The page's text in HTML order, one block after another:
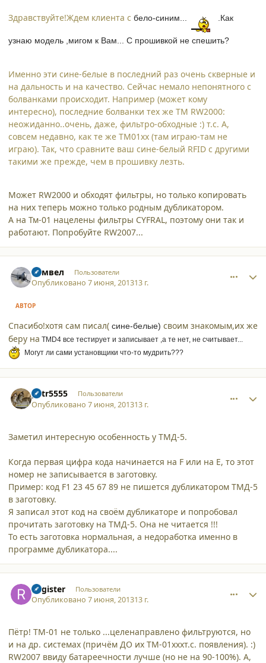
Здравствуйте!Ждем клиента с бело-синим... .Как
узнаю модель ,мигом к Вам... С прошивкой не спешить?
Именно эти сине-белые в последний раз очень скверные и
на дальность и на качество. Сейчас немало непонятного с
болванками происходит. Например (может кому
интересно), последние болванки тех же ТМ RW2000:
неожиданно..очень, даже, фильтро-обходные :) т.с. А,
совсем недавно, как те же TM01xx (там играю-там не
играю). Так, что сравните ваш сине-белый RFID с другими
такими же прежде, чем в прошивку лезть.
Может RW2000 и обходят фильтры, но только копировать
на них теперь можно только родным дубликатором.
А на Тм-01 нацелены фильтры CYFRAL, поэтому они так и
работают. Попробуйте RW2007...
Самвел Пользователи
Опубликовано7 июня, 201313 г.
АВТОР
Спасибо!хотя сам писал( сине-белые) своим знакомым,их же
беру на TMD4 все тестирует и записывает ,а те нет, не считывает...
Могут ли сами установщики что-то мудрить???
petr5555 Пользователи
Опубликовано7 июня, 201313 г.
Заметил интересную особенность у ТМД-5.
Когда первая цифра кода начинается на F или на E, то этот
номер не записывается в заготовку.
Пример: код F1 23 45 67 89 не пишется дубликатором ТМД-5
в заготовку.
Я записал этот код на своём дубликаторе и попробовал
прочитать заготовку на ТМД-5. Она не читается !!!
То есть заготовка нормальная, а недоработка именно в
программе дубликатора....
Register Пользователи
Опубликовано7 июня, 201313 г.
Пётр! TM-01 не только ...целенаправлено фильтруются, но
и на др. системах (причём ДО их TM-01xxxт.с. появления). :)
RW2007 ввиду батареечности лучше (но не на 90-100%). А,